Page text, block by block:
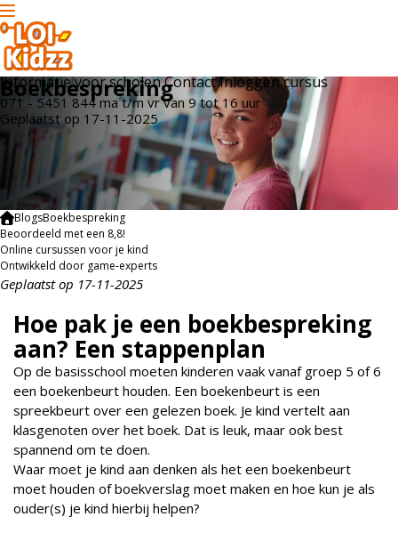
Informatie voor scholenContactInloggen cursus
071 - 5451 844 ma t/m vr van 9 tot 16 uur
Boekbespreking
Geplaatst op 17-11-2025
BlogsBoekbespreking
Beoordeeld met een 8,8!
Online cursussen voor je kind
Ontwikkeld door game-experts
Geplaatst op 17-11-2025
Hoe pak je een boekbespreking
aan? Een stappenplan
Op de basisschool moeten kinderen vaak vanaf groep 5 of 6
een boekenbeurt houden. Een boekenbeurt is een
spreekbeurt over een gelezen boek. Je kind vertelt aan
klasgenoten over het boek. Dat is leuk, maar ook best
spannend om te doen.
Waar moet je kind aan denken als het een boekenbeurt
moet houden of boekverslag moet maken en hoe kun je als
ouder(s) je kind hierbij helpen?